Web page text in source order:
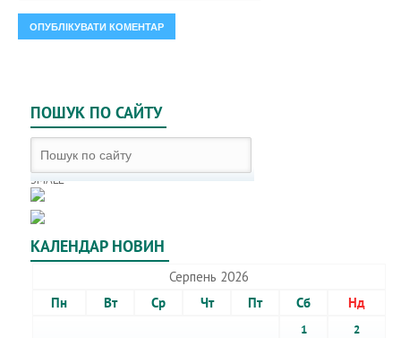
ПОШУК ПО САЙТУ
SMALL
КАЛЕНДАР НОВИН
Серпень 2026
Пн
Вт Ср Чт Пт Сб Нд
1
2